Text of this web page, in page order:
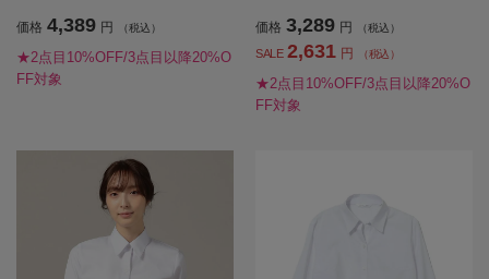
価格 4,389 円 （税込）
★2点目10%OFF/3点目以降20%O
FF対象
価格 3,289 円 （税込）
SALE 2,631 円 （税込）
★2点目10%OFF/3点目以降20%O
FF対象